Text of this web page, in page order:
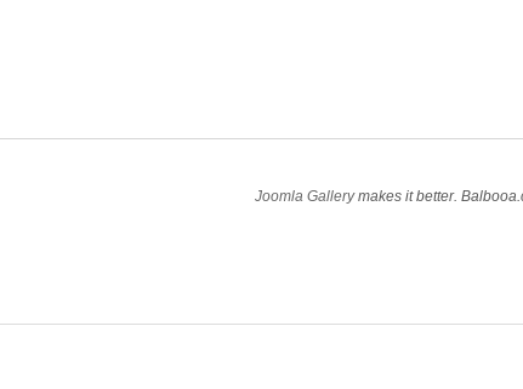
Joomla Gallerymakes it better.